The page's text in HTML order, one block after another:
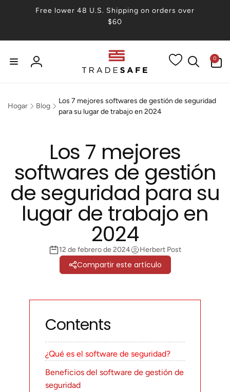
Free lower 48 U.S. Shipping on orders over
$60
Iniciar
0
artículos
Hogar Blog
Los 7 mejores softwares de gestión de seguridad
para su lugar de trabajo en 2024
Los 7 mejores
softwares de gestión
de seguridad para su
lugar de trabajo en
2024
12 de febrero de 2024 Herbert Post
Compartir este artículo
Contents
¿Qué es el software de seguridad?
Beneficios del software de gestión de
seguridad